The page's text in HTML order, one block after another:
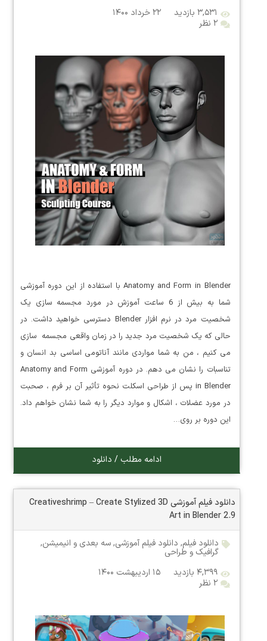
۳,۵۳۱ بازدید
۲۲ خرداد ۱۴۰۰
۲ نظر
Anatomy and Form in Blender با استفاده از این دوره آموزشی
شما به بیش از 6 ساعت آموزش در مورد مجسمه سازی یک
شخصیت مرد در نرم افزار Blender دسترسی خواهید داشت. در
حالی که یک شخصیت مرد جدید را در زمان واقعی مجسمه سازی
می کنیم ، من به شما مواردی مانند آناتومی اساسی بد انسان و
تناسبات را نشان می دهم. در دوره آموزشی Anatomy and Form
in Blender پس از طراحی اسکلت نحوه تأثیر آن بر فرم ، صحبت
در مورد عضلات ، اشکال و موارد دیگر را به شما نشان خواهم داد.
این دوره بر روی…
ادامه مطلب / دانلود
دانلود فیلم آموزشی Creativeshrimp – Create Stylized 3D
Art in Blender 2.9
دانلود فیلم, دانلود فیلم آموزشی,سه بعدی و انیمیشن,
گرافیک و طراحی
۴,۳۹۹ بازدید
۱۵ اردیبهشت ۱۴۰۰
۲ نظر